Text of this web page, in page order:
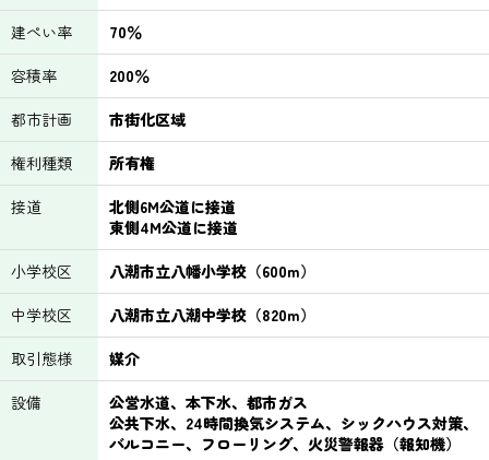
建ぺい率
70％
容積率
200％
都市計画
市街化区域
権利種類
所有権
接道
北側6M公道に接道
東側4M公道に接道
小学校区
八潮市立八幡小学校（600m）
中学校区
八潮市立八潮中学校（820m）
取引態様
媒介
設備
公営水道、本下水、都市ガス
公共下水、24時間換気システム、シックハウス対策、
バルコニー、フローリング、火災警報器（報知機）